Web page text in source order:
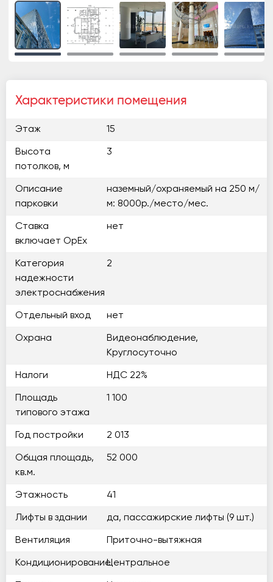
Характеристики помещения
Этаж 15
Высота
потолков, м
3
Описание
парковки
наземный/охраняемый на 250 м/
м: 8000р./место/мес.
Ставка
включает OpEx
нет
Категория
надежности
электроснабжения
2
Отдельный вход нет
Охрана
Видеонаблюдение,
Круглосуточно
Налоги НДС 22%
Площадь
типового этажа
1 100
Год постройки 2 013
Общая площадь,
кв.м.
52 000
Этажность 41
Лифты в здании да, пассажирские лифты (9 шт.)
Вентиляция Приточно-вытяжная
КондиционированиеЦентральное